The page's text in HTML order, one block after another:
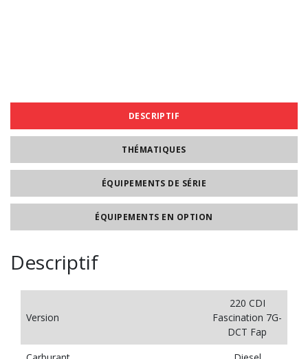
DESCRIPTIF
THÉMATIQUES
ÉQUIPEMENTS DE SÉRIE
ÉQUIPEMENTS EN OPTION
Descriptif
Version
220 CDI
Fascination 7G-
DCT Fap